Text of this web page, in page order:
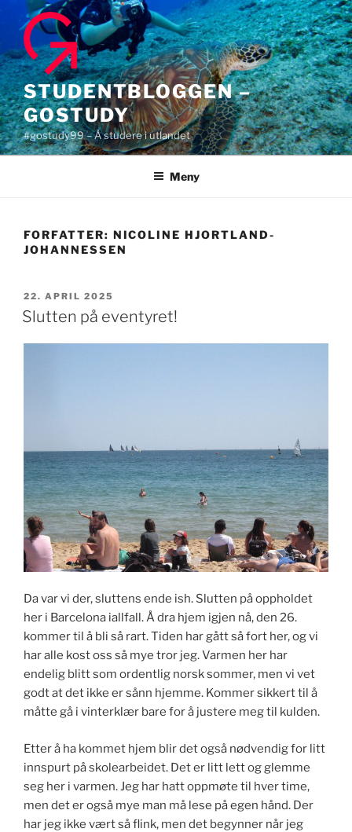
innhold
STUDENTBLOGGEN –
GOSTUDY
#gostudy99 – Å studere i utlandet
Meny
FORFATTER: NICOLINE HJORTLAND-
JOHANNESSEN
PUBLISERT
22. APRIL 2025
Slutten på eventyret!
Da var vi der, sluttens ende ish. Slutten på oppholdet
her i Barcelona iallfall. Å dra hjem igjen nå, den 26.
kommer til å bli så rart. Tiden har gått så fort her, og vi
har alle kost oss så mye tror jeg. Varmen her har
endelig blitt som ordentlig norsk sommer, men vi vet
godt at det ikke er sånn hjemme. Kommer sikkert til å
måtte gå i vinterklær bare for å justere meg til kulden.
Etter å ha kommet hjem blir det også nødvendig for litt
innspurt på skolearbeidet. Det er litt lett og glemme
seg her i varmen. Jeg har hatt oppmøte til hver time,
men det er også mye man må lese på egen hånd. Der
har jeg ikke vært så flink, men det begynner når jeg